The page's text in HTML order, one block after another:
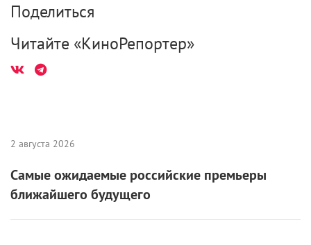
Поделиться
Читайте «КиноРепортер»
2 августа 2026
Самые ожидаемые российские премьеры
ближайшего будущего